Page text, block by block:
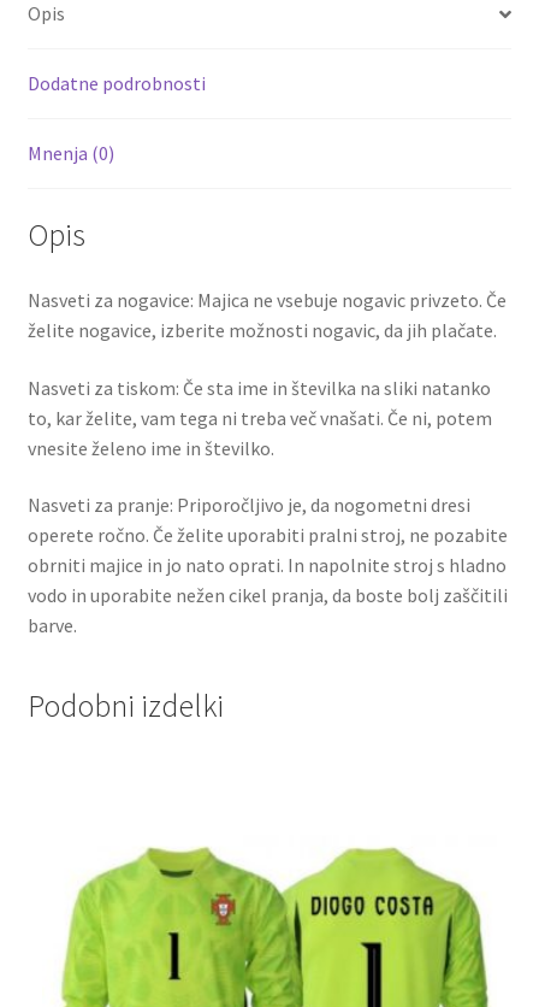
količina
k
Opis
Dodatne podrobnosti
Mnenja (0)
Opis
Nasveti za nogavice: Majica ne vsebuje nogavic privzeto. Če
želite nogavice, izberite možnosti nogavic, da jih plačate.
Nasveti za tiskom: Če sta ime in številka na sliki natanko
to, kar želite, vam tega ni treba več vnašati. Če ni, potem
vnesite želeno ime in številko.
Nasveti za pranje: Priporočljivo je, da nogometni dresi
operete ročno. Če želite uporabiti pralni stroj, ne pozabite
obrniti majice in jo nato oprati. In napolnite stroj s hladno
vodo in uporabite nežen cikel pranja, da boste bolj zaščitili
barve.
Podobni izdelki